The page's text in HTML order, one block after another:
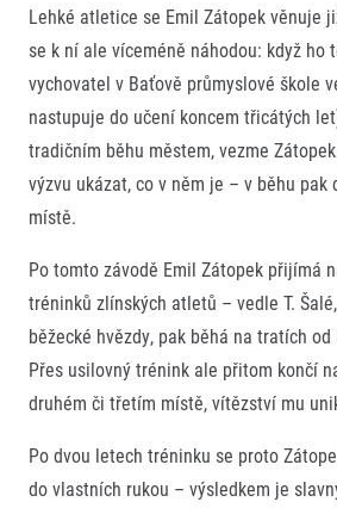
EuroHeroes Challenge 2025
EuroHeroes Challenge 2024
EuroHeroes Challenge 2023
EuroHeroes Challenge 2019
Systém bodování
Projekt RunCzech Halfs
Pro běžce
Pro závodníky
Vše k pojištění
Přeregistrace na jiného závodníka
Pověření k vyzvednutí čísla
Vaše Fotografie
Inspirace
Příběhy běžců
RunCzech Story
Komunity
RunCzech Kings & Queens
RunCzech Stars
Český maratonský klub
RunCzech Pacers
Running Doctors
Seznam neziskových organizací
Běžím pro stromy
Užitečné
O nás
Kontakt
Naši partneři
Historie
Lehké atletice se Emil Zátopek věnuje
se k ní ale víceméně náhodou: když ho
vychovatel v Baťově průmyslové škole
nastupuje do učení koncem třicátých
tradičním běhu městem, vezme
výzvu ukázat, co v něm je – v běhu pak
místě.
Po tomto závodě Emil Zátopek přijímá
tréninků zlínských atletů – vedle T.
běžecké hvězdy, pak běhá na tratích
Přes usilovný trénink ale přitom končí
druhém či třetím místě, vítězství mu
Po dvou letech tréninku se proto
do vlastních rukou – výsledkem je